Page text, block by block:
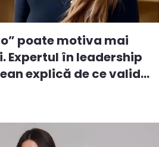
poate motiva mai
Expertul în leadership
explică de ce valid...